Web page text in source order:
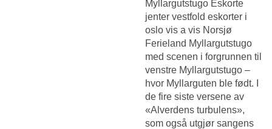
Myllargutstugo Eskorte
jenter vestfold eskorter i
oslo vis a vis Norsjø
Ferieland Myllargutstugo
med scenen i forgrunnen til
venstre Myllargutstugo –
hvor Myllarguten ble født. I
de fire siste versene av
«Alverdens turbulens»,
som også utgjør sangens